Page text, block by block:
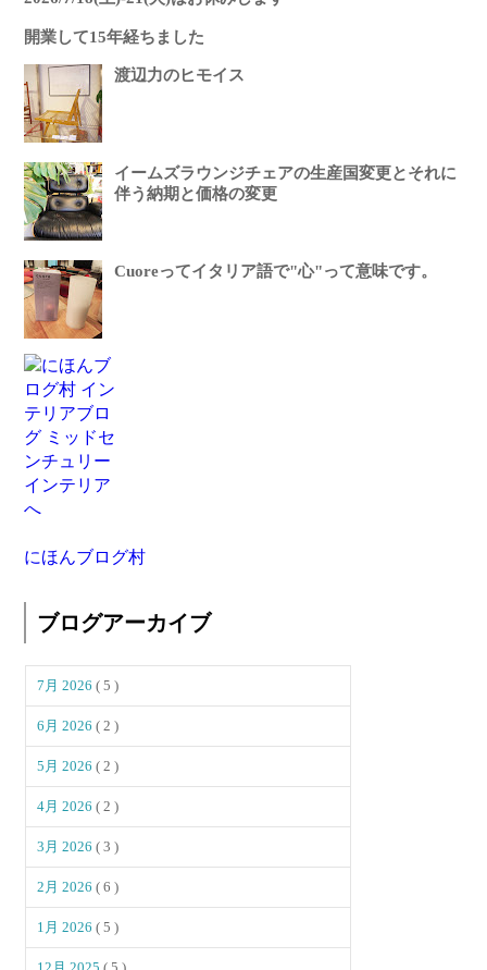
開業して15年経ちました
渡辺力のヒモイス
イームズラウンジチェアの生産国変更とそれに
伴う納期と価格の変更
Cuoreってイタリア語で"心"って意味です。
にほんブログ村
ブログアーカイブ
7月 2026( 5 )
6月 2026( 2 )
5月 2026( 2 )
4月 2026( 2 )
3月 2026( 3 )
2月 2026( 6 )
1月 2026( 5 )